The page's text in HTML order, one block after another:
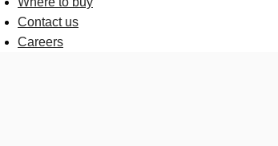
Contact us
Careers